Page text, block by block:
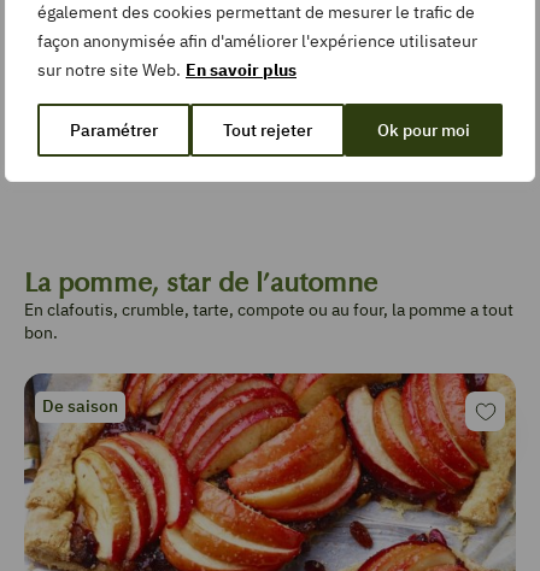
également des cookies permettant de mesurer le trafic de
façon anonymisée afin d'améliorer l'expérience utilisateur
sur notre site Web. En savoir plus
Paramétrer Tout rejeter Ok pour moi
Facile 15 min
Gratin butternut dauphinois
La pomme, star de l’automne
En clafoutis, crumble, tarte, compote ou au four, la pomme a tout
bon.
De saison